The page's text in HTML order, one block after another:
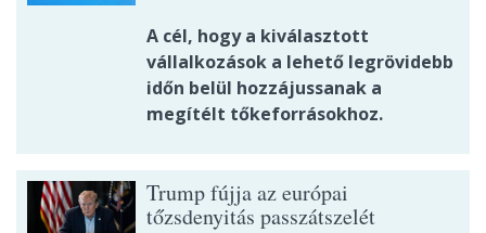
A cél, hogy a kiválasztott
vállalkozások a lehető legrövidebb
időn belül hozzájussanak a
megítélt tőkeforrásokhoz.
Trump fújja az európai
tőzsdenyitás passzátszelét